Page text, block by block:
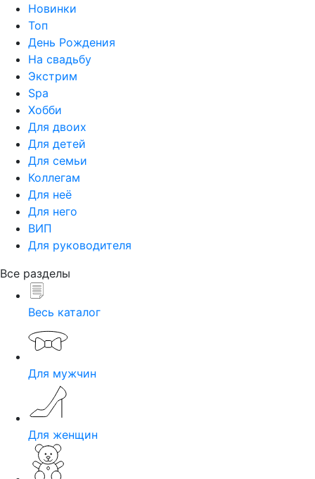
Новинки
Топ
День Рождения
На свадьбу
Экстрим
Spa
Хобби
Для двоих
Для детей
Для семьи
Коллегам
Для неё
Для него
ВИП
Для руководителя
Все разделы
Весь каталог
Для мужчин
Для женщин